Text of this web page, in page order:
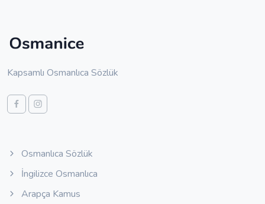
Kapsamlı Osmanlıca Sözlük
Osmanlıca Sözlük
İngilizce Osmanlıca
Arapça Kamus